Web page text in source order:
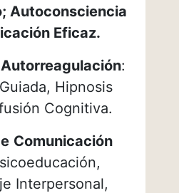
Autoconsciencia
Eficaz.
:
Hipnosis
Cognitiva.
Comunicación
Interpersonal,